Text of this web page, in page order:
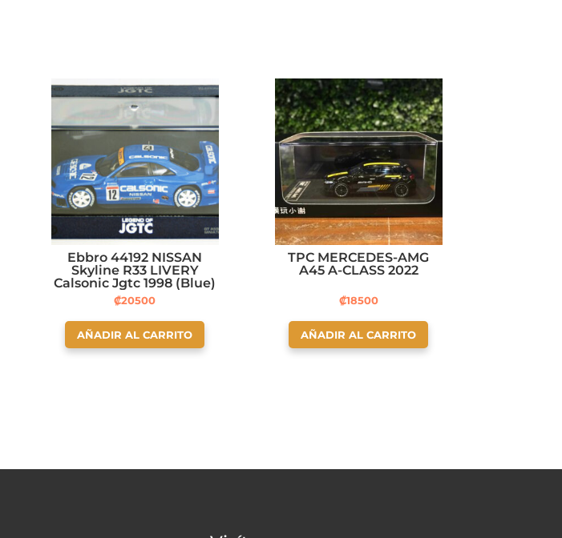
Ebbro 44192 NISSAN
Skyline R33 LIVERY
Calsonic Jgtc 1998 (Blue)
143 Scale
₡20500
AÑADIR AL CARRITO
TPC MERCEDES-AMG
A45 A-CLASS 2022
₡18500
AÑADIR AL CARRITO